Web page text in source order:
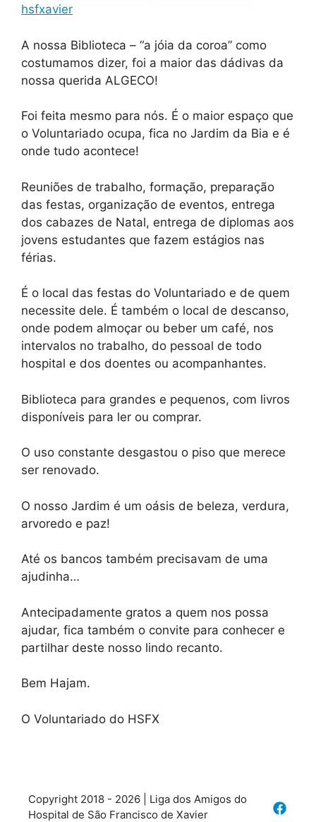
hsfxavier
A nossa Biblioteca – “a jóia da coroa” como
costumamos dizer, foi a maior das dádivas da
nossa querida ALGECO!
Foi feita mesmo para nós. É o maior espaço que
o Voluntariado ocupa, fica no Jardim da Bia e é
onde tudo acontece!
Reuniões de trabalho, formação, preparação
das festas, organização de eventos, entrega
dos cabazes de Natal, entrega de diplomas aos
jovens estudantes que fazem estágios nas
férias.
É o local das festas do Voluntariado e de quem
necessite dele. É também o local de descanso,
onde podem almoçar ou beber um café, nos
intervalos no trabalho, do pessoal de todo
hospital e dos doentes ou acompanhantes.
Biblioteca para grandes e pequenos, com livros
disponíveis para ler ou comprar.
O uso constante desgastou o piso que merece
ser renovado.
O nosso Jardim é um oásis de beleza, verdura,
arvoredo e paz!
Até os bancos também precisavam de uma
ajudinha…
Antecipadamente gratos a quem nos possa
ajudar, fica também o convite para conhecer e
partilhar deste nosso lindo recanto.
Bem Hajam.
O Voluntariado do HSFX
Copyright 2018 - 2026 | Liga dos Amigos do
Hospital de São Francisco de Xavier